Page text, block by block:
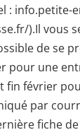
:
).Il vous
de se
pour une
fin février
par
fiche